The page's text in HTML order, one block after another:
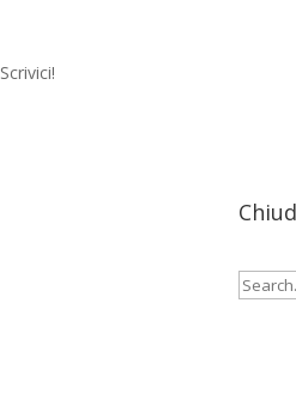
Scrivici!
Menu
Cerca: